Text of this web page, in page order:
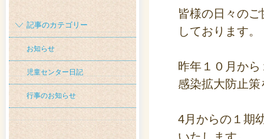
記事のカテゴリー
お知らせ
児童センター日記
行事のお知らせ
皆様の日々の
しております。
昨年１０月か
感染拡大防止
4月からの１期